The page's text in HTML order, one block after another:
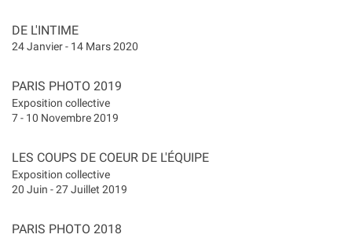
DE L'INTIME
24 Janvier - 14 Mars 2020
PARIS PHOTO 2019
Exposition collective
7 - 10 Novembre 2019
LES COUPS DE COEUR DE L'ÉQUIPE
Exposition collective
20 Juin - 27 Juillet 2019
PARIS PHOTO 2018